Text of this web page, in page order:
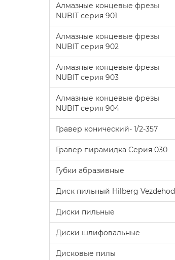
Алмазные концевые фрезы
NUBIT серия 901
Алмазные концевые фрезы
NUBIT серия 902
Алмазные концевые фрезы
NUBIT серия 903
Алмазные концевые фрезы
NUBIT серия 904
Гравер конический- 1/2-357
Гравер пирамидка Серия 030
Губки абразивные
Диск пильный Hilberg Vezdehod
Диски пильные
Диски шлифовальные
Дисковые пилы